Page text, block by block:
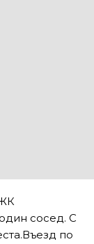
сосед. С
по